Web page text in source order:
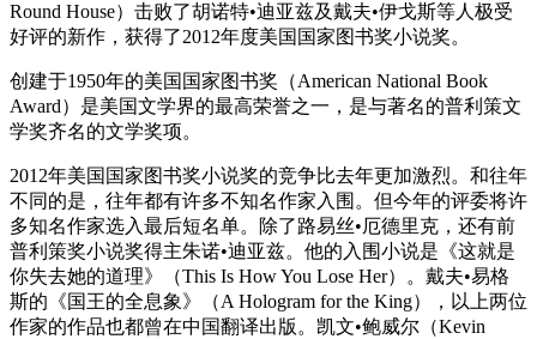
Round House）击败了胡诺特•迪亚兹及戴夫•伊戈斯等人极受
好评的新作，获得了2012年度美国国家图书奖小说奖。
创建于1950年的美国国家图书奖（American National Book
Award）是美国文学界的最高荣誉之一，是与著名的普利策文
学奖齐名的文学奖项。
2012年美国国家图书奖小说奖的竞争比去年更加激烈。和往年
不同的是，往年都有许多不知名作家入围。但今年的评委将许
多知名作家选入最后短名单。除了路易丝•厄德里克，还有前
普利策奖小说奖得主朱诺•迪亚兹。他的入围小说是《这就是
你失去她的道理》（This Is How You Lose Her）。戴夫•易格
斯的《国王的全息象》（A Hologram for the King），以上两位
作家的作品也都曾在中国翻译出版。凯文•鲍威尔（Kevin